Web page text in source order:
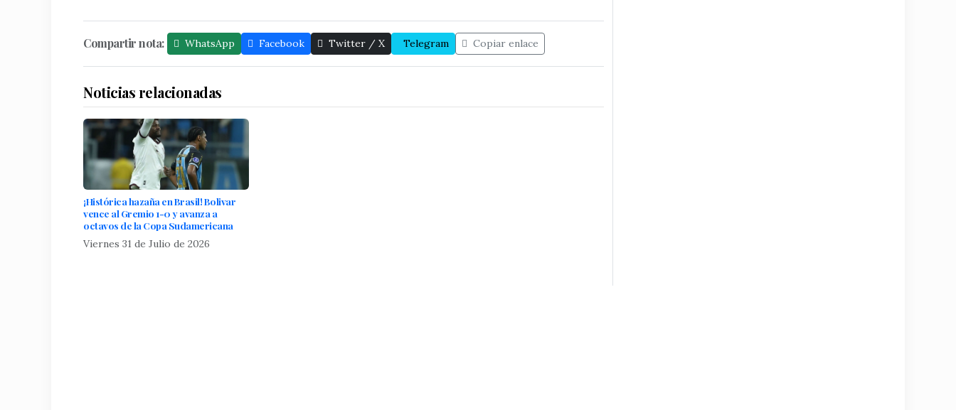
Compartir nota: WhatsApp Facebook Twitter / X Telegram Copiar enlace
Noticias relacionadas
​¡Histórica hazaña en Brasil! Bolivar
vence al Gremio 1-0 y avanza a
octavos de la Copa Sudamericana
Viernes 31 de Julio de 2026